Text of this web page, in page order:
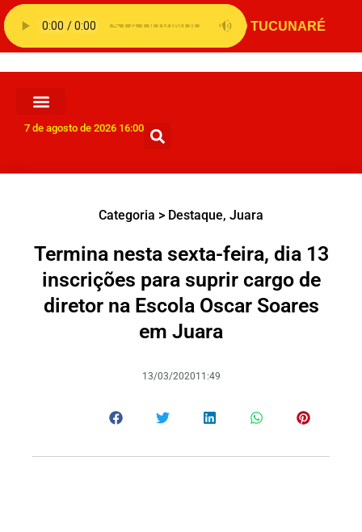
7 de agosto de 2026 16:00
Categoria > Destaque, Juara
Termina nesta sexta-feira, dia 13
inscrições para suprir cargo de
diretor na Escola Oscar Soares
em Juara
13/03/202011:49